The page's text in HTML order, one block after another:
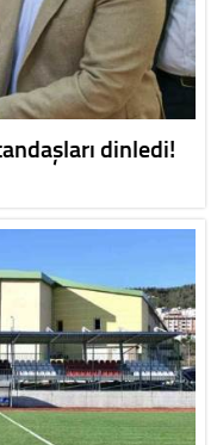
dinledi!